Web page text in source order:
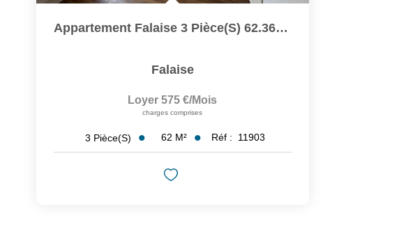
Appartement Falaise 3 Pièce(s) 62.36 M2
Falaise
Loyer 575 €/mois
charges comprises
3 Pièce(s) 62 M² Réf : 11903